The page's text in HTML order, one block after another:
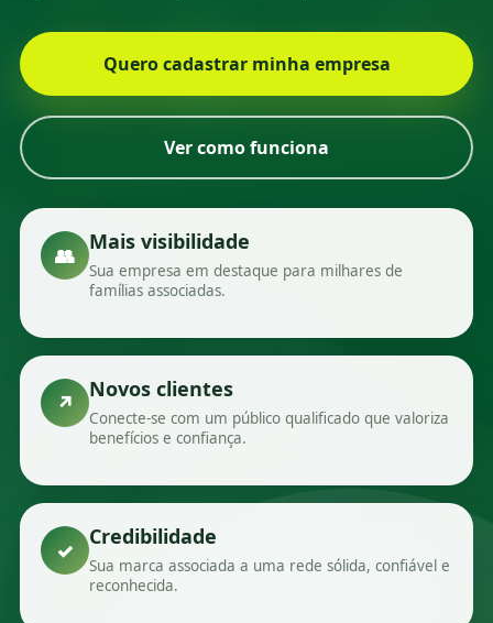
Quero cadastrar minha empresa
Ver como funciona
👥
Mais visibilidade
Sua empresa em destaque para milhares de
famílias associadas.
↗
Novos clientes
Conecte-se com um público qualificado que valoriza
benefícios e confiança.
✓
Credibilidade
Sua marca associada a uma rede sólida, confiável e
reconhecida.